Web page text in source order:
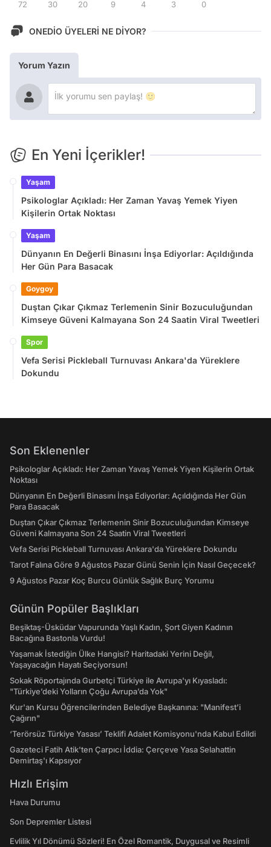
72 30 20 9 4 3 0
ONEDİO ÜYELERİ NE DİYOR?
Yorum Yazın
En Yeni İçerikler!
Yaşam
Psikologlar Açıkladı: Her Zaman Yavaş Yemek Yiyen
Kişilerin Ortak Noktası
Yaşam
Dünyanın En Değerli Binasını İnşa Ediyorlar: Açıldığında
Her Gün Para Basacak
Goygoy
Duştan Çıkar Çıkmaz Terlemenin Sinir Bozuculuğundan
Kimseye Güveni Kalmayana Son 24 Saatin Viral Tweetleri
Spor
Vefa Serisi Pickleball Turnuvası Ankara'da Yüreklere
Dokundu
Son Eklenenler
Psikologlar Açıkladı: Her Zaman Yavaş Yemek Yiyen Kişilerin Ortak
Noktası
Dünyanın En Değerli Binasını İnşa Ediyorlar: Açıldığında Her Gün
Para Basacak
Duştan Çıkar Çıkmaz Terlemenin Sinir Bozuculuğundan Kimseye
Güveni Kalmayana Son 24 Saatin Viral Tweetleri
Vefa Serisi Pickleball Turnuvası Ankara'da Yüreklere Dokundu
Tarot Falına Göre 9 Ağustos Pazar Günü Senin İçin Nasıl Geçecek?
9 Ağustos Pazar Koç Burcu Günlük Sağlık Burç Yorumu
Günün Popüler Başlıkları
Beşiktaş-Üsküdar Vapurunda Yaşlı Kadın, Şort Giyen Kadının
Bacağına Bastonla Vurdu!
Yaşamak İstediğin Ülke Hangisi? Haritadaki Yerini Değil,
Yaşayacağın Hayatı Seçiyorsun!
Sokak Röportajında Gurbetçi Türkiye ile Avrupa'yı Kıyasladı:
"Türkiye’deki Yolların Çoğu Avrupa’da Yok"
Kur'an Kursu Öğrencilerinden Belediye Başkanına: "Manifest’i
Çağırın"
‘Terörsüz Türkiye Yasası’ Teklifi Adalet Komisyonu'nda Kabul Edildi
Gazeteci Fatih Atik'ten Çarpıcı İddia: Çerçeve Yasa Selahattin
Demirtaş'ı Kapsıyor
Hızlı Erişim
Hava Durumu
Son Depremler Listesi
Evlilik Yıl Dönümü Sözleri! En Özel Romantik, Duygusal ve Resimli